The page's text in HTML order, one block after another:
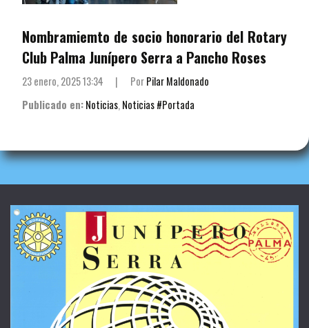
Nombramiemto de socio honorario del Rotary
Club Palma Junípero Serra a Pancho Roses
23 enero, 2025 13:34 | PorPilar Maldonado
Publicado en:Noticias, Noticias #Portada